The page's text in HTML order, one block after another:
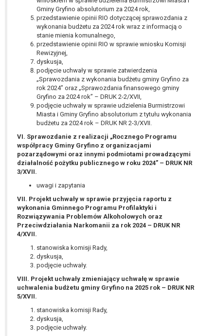
Gminy Gryfino absolutorium za 2024 rok,
przedstawienie opinii RIO dotyczącej sprawozdania z
wykonania budżetu za 2024 rok wraz z informacją o
stanie mienia komunalnego,
przedstawienie opinii RIO w sprawie wniosku Komisji
Rewizyjnej,
dyskusja,
podjęcie uchwały w sprawie zatwierdzenia
„Sprawozdania z wykonania budżetu gminy Gryfino za
rok 2024” oraz „Sprawozdania finansowego gminy
Gryfino za 2024 rok” – DRUK 2-2/XVII,
podjęcie uchwały w sprawie udzielenia Burmistrzowi
Miasta i Gminy Gryfino absolutorium z tytułu wykonania
budżetu za 2024 rok – DRUK NR 2-3/XVII.
VI. Sprawozdanie z realizacji „Rocznego Programu
współpracy Gminy Gryfino z organizacjami
pozarządowymi oraz innymi podmiotami prowadzącymi
działalność pożytku publicznego w roku 2024” – DRUK NR
3/XVII.
uwagi i zapytania
VII. Projekt uchwały w sprawie przyjęcia raportu z
wykonania Gminnego Programu Profilaktyki i
Rozwiązywania Problemów Alkoholowych oraz
Przeciwdziałania Narkomanii za rok 2024 – DRUK NR
4/XVII.
stanowiska komisji Rady,
dyskusja,
podjęcie uchwały.
VIII. Projekt uchwały zmieniający uchwałę w sprawie
uchwalenia budżetu gminy Gryfino na 2025 rok – DRUK NR
5/XVII.
stanowiska komisji Rady,
dyskusja,
podjęcie uchwały.
zgody przed jej cofnięciem.
Przysługuje Pani/Panu prawo wniesienia skargi do
organu nadzorczego na niezgodne z prawem
przetwarzanie Pani/Pana danych osobowych
przez administratora.
Organem właściwym do wniesienia skargi jest
Prezes Urzędu Ochrony Danych Osobowych.
W zależności od sfery, w której przetwarzane są
dane osobowe, podanie danych osobowych jest
dobrowolne albo jest wymogiem ustawowym lub
umownym.
Pani/Pana dane nie będą poddawane
tym również profilowaniu.